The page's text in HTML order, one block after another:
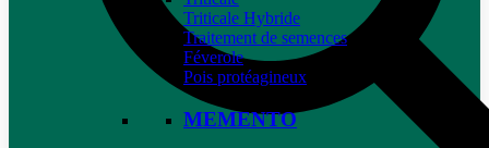
Triticale Hybride
Traitement de semences
Féverole
Pois protéagineux
MEMENTO